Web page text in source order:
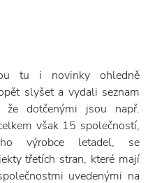
tu i novinky ohledně
slyšet a vydali seznam
dotčenými jsou např.
však 15 společností,
výrobce letadel, se
třetích stran, které mají
uvedenými na